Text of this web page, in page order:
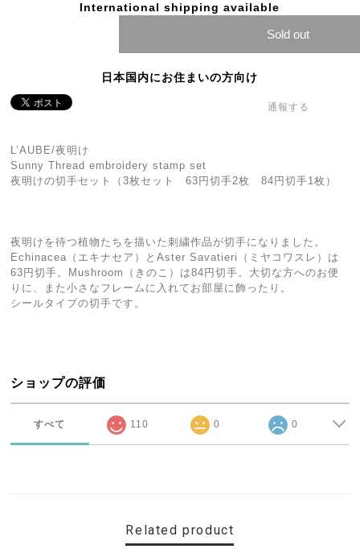
International shipping available
Sold out
日本国内にお住まいの方向け
通報する
L’AUBE/夜明け
Sunny Thread embroidery stamp set
夜明けの切手セット（3枚セット 63円切手2枚 84円切手1枚）
夜明けを待つ植物たちを描いた刺繍作品が切手になりました。
Echinacea（エキナセア）とAster Savatieri（ミヤコワスレ）は
63円切手。Mushroom（きのこ）は84円切手。大切な方へのお便
りに、また小さなフレームに入れてお部屋に飾ったり。
シールタイプの切手です。
ショップの評価
すべて 110 0 0
Related product